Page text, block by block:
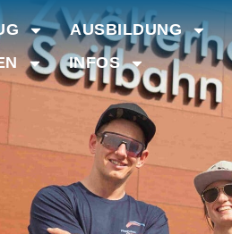
AUSBILDUNG
INFOS